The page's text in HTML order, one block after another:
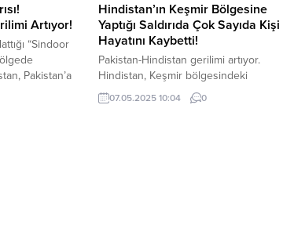
Artıyor!
“Sindoor
Pakistan’a
kişi hayatını
Hindistan’ın Keşmir Bölgesine
Yaptığı Saldırıda Çok Sayıda Kişi
Hayatını Kaybetti!
Pakistan-Hindistan gerilimi artıyor.
Hindistan, Keşmir bölgesindeki
Muzaferabad kentine füzelerle
düzenlediği saldırıda ölü sayısı artıyor.
07.05.2025 10:04 0